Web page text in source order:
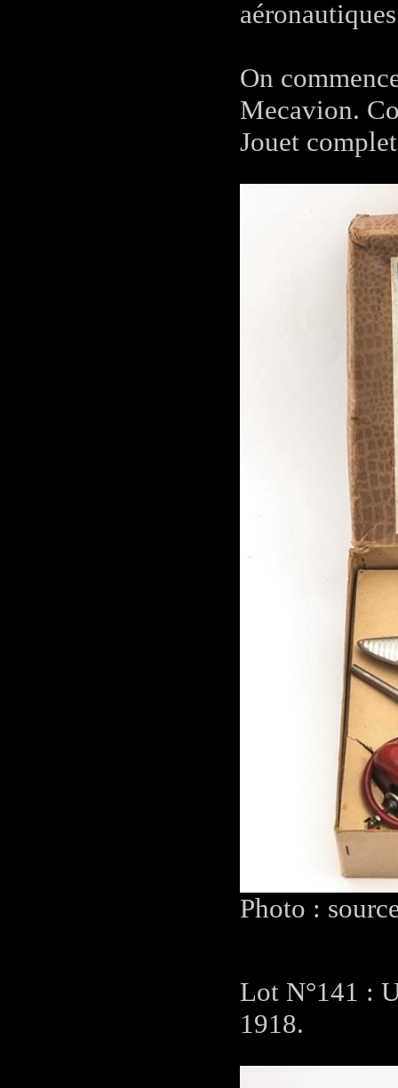
On
Mecavion.
Jouet
Photo :
Lot N°141 :
1918.